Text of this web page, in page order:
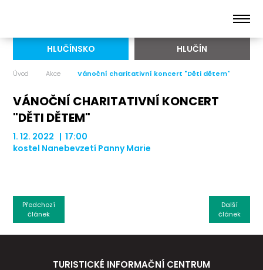
HLUČÍNSKO HLUČÍN
Úvod Akce Vánoční charitativní koncert "Děti dětem"
VÁNOČNÍ CHARITATIVNÍ KONCERT
"DĚTI DĚTEM"
1. 12. 2022 | 17:00
kostel Nanebevzetí Panny Marie
Další
článek
Předchozí
článek
TURISTICKÉ INFORMAČNÍ CENTRUM